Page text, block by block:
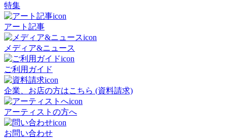
特集
アート記事
メディア&ニュース
ご利用ガイド
企業、お店の方はこちら (資料請求)
アーティストの方へ
お問い合わせ